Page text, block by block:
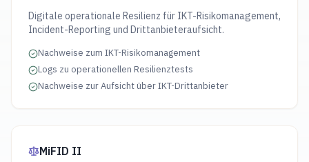
Digitale operationale Resilienz für IKT-Risikomanagement,
Incident-Reporting und Drittanbieteraufsicht.
Nachweise zum IKT-Risikomanagement
Logs zu operationellen Resilienztests
Nachweise zur Aufsicht über IKT-Drittanbieter
MiFID II